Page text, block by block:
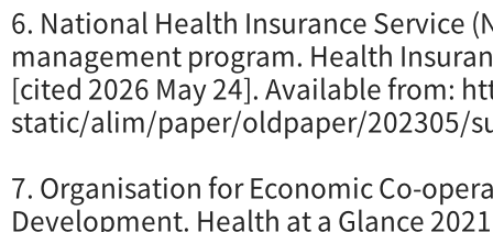
6. National Health Insurance Service
management program. Health
[cited 2026 May 24]. Available from:
static/alim/paper/oldpaper/202305/
7. Organisation for Economic Co-
Development. Health at a Glance